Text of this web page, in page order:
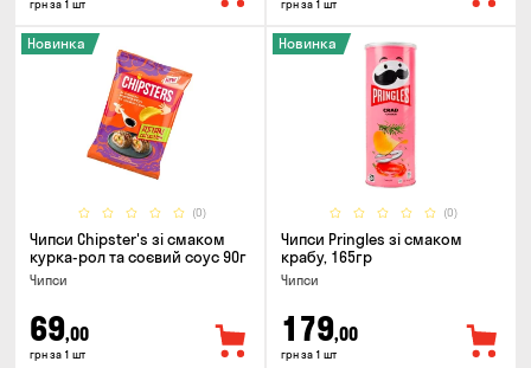
грн за 1 шт грн за 1 шт
(0)
Новинка
Чипси Chipster's зі смаком
курка-рол та соєвий соус 90г
Чипси
69,00
грн за 1 шт
(0)
Новинка
Чипси Pringles зі смаком
крабу, 165гр
Чипси
179,00
грн за 1 шт